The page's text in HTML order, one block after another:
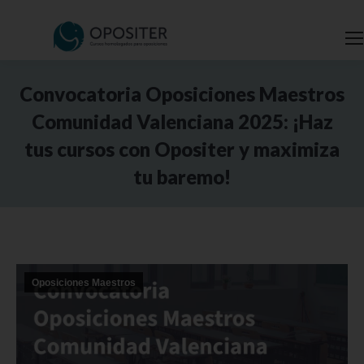
Convocatoria Oposiciones Maestros
Comunidad Valenciana 2025: ¡Haz
tus cursos con Opositer y maximiza
tu baremo!
Oposiciones Maestros